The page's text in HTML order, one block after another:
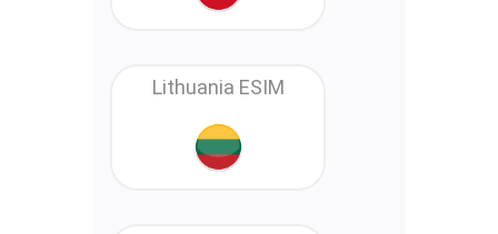
Lithuania ESIM